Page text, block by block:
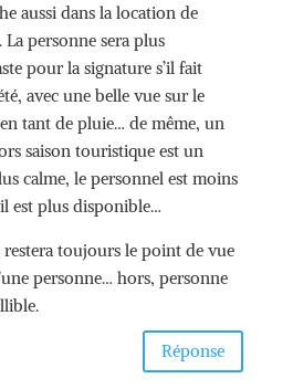
aussi dans la location de
La personne sera plus
pour la signature s’il fait
avec une belle vue sur le
tant de pluie… de même, un
saison touristique est un
calme, le personnel est moins
il est plus disponible…
toujours le point de vue
personne… hors, personne
Réponse